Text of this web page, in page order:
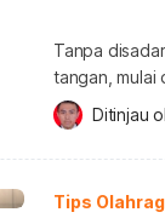
Tanpa
tangan, mulai
melatih otot
kehidupan
otot forearm.
Ditinjau
Tips